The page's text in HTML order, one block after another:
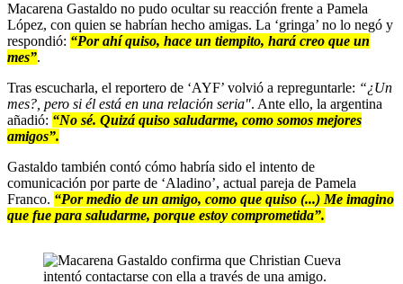
Macarena Gastaldo no pudo ocultar su reacción frente a Pamela
López, con quien se habrían hecho amigas. La ‘gringa’ no lo negó y
respondió: “Por ahí quiso, hace un tiempito, hará creo que un
mes”.
Tras escucharla, el reportero de ‘AYF’ volvió a repreguntarle: “¿Un
mes?, pero si él está en una relación seria". Ante ello, la argentina
añadió: “No sé. Quizá quiso saludarme, como somos mejores
amigos”.
Gastaldo también contó cómo habría sido el intento de
comunicación por parte de ‘Aladino’, actual pareja de Pamela
Franco. “Por medio de un amigo, como que quiso (...) Me imagino
que fue para saludarme, porque estoy comprometida”.